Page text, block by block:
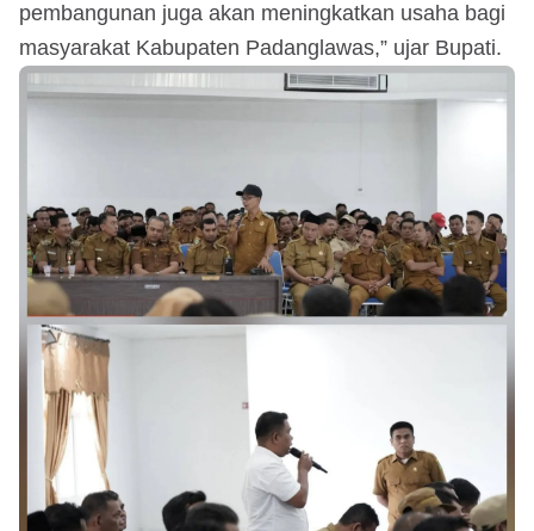
pembangunan juga akan meningkatkan usaha bagi
masyarakat Kabupaten Padanglawas,” ujar Bupati.